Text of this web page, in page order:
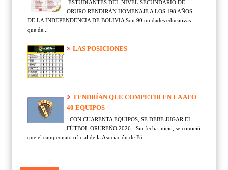
ESTUDIANTES DEL NIVEL SECUNDARIO DE
ORURO RENDIRÁN HOMENAJE A LOS 198 AÑOS
DE LA INDEPENDENCIA DE BOLIVIA Son 90 unidades educativas
que de...
LAS POSICIONES
TENDRÍAN QUE COMPETIR EN LA AFO
40 EQUIPOS
CON CUARENTA EQUIPOS, SE DEBE JUGAR EL
FÚTBOL ORUREÑO 2026 - Sin fecha inicio, se conoció
que el campeonato oficial de la Asociación de Fú...